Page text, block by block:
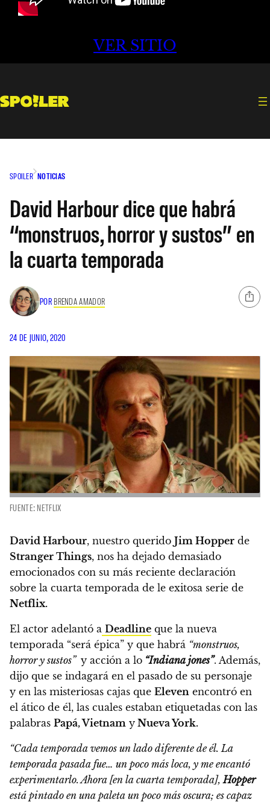
VER SITIO
SPOILER NOTICIAS
David Harbour dice que habrá
“monstruos, horror y sustos” en
la cuarta temporada
POR BRENDA AMADOR
24 DE JUNIO, 2020
FUENTE: NETFLIX
David Harbour, nuestro querido Jim Hopper de
Stranger Things, nos ha dejado demasiado
emocionados con su más reciente declaración
sobre la cuarta temporada de le exitosa serie de
Netflix.
El actor adelantó a Deadline que la nueva
temporada “será épica” y que habrá “monstruos,
horror y sustos” y acción a lo “Indiana jones”. Además,
dijo que se indagará en el pasado de su personaje
y en las misteriosas cajas que Eleven encontró en
el ático de él, las cuales estaban etiquetadas con las
palabras Papá, Vietnam y Nueva York.
“Cada temporada vemos un lado diferente de él. La
temporada pasada fue… un poco más loca, y me encantó
experimentarlo. Ahora [en la cuarta temporada], Hopper
está pintado en una paleta un poco más oscura; es capaz